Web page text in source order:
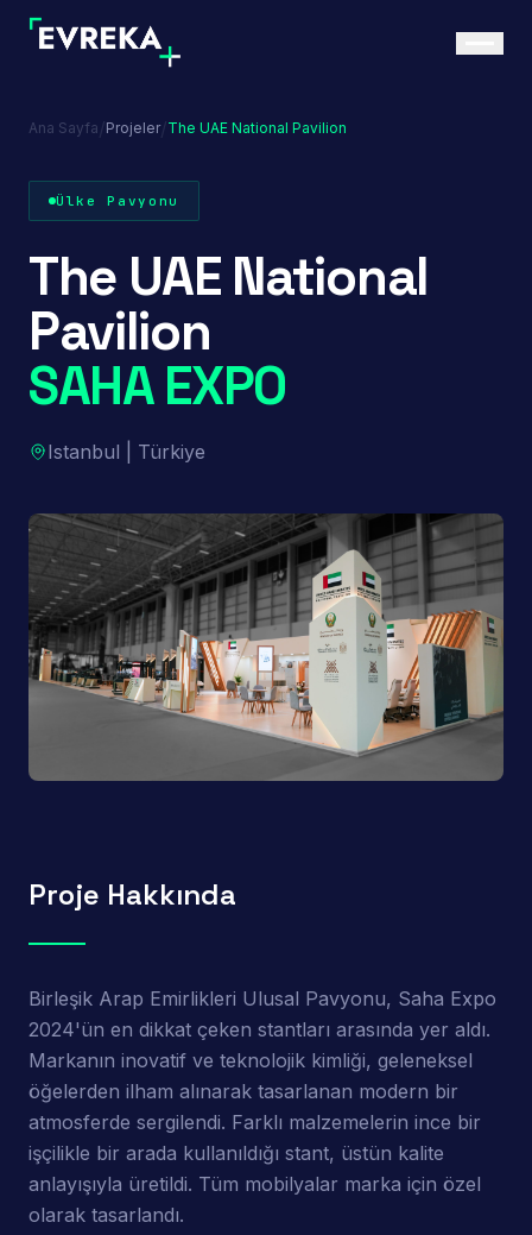
Ana Sayfa Projeler/ The UAE National Pavilion
Ülke Pavyonu
The UAE National
Pavilion
SAHA EXPO
Istanbul | Türkiye
Proje Hakkında
Birleşik Arap Emirlikleri Ulusal Pavyonu, Saha Expo
2024'ün en dikkat çeken stantları arasında yer aldı.
Markanın inovatif ve teknolojik kimliği, geleneksel
öğelerden ilham alınarak tasarlanan modern bir
atmosferde sergilendi. Farklı malzemelerin ince bir
işçilikle bir arada kullanıldığı stant, üstün kalite
anlayışıyla üretildi. Tüm mobilyalar marka için özel
olarak tasarlandı.